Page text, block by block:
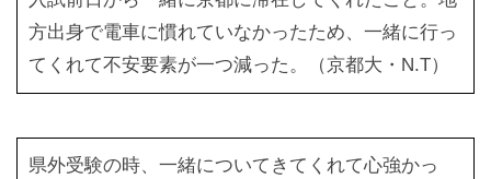
方出身で電車に慣れていなかったため、一緒に行っ
てくれて不安要素が一つ減った。（京都大・N.T）
県外受験の時、一緒についてきてくれて心強かっ